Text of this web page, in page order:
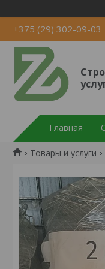
+375 (29) 302-09-03
Главная
Товары и услуги